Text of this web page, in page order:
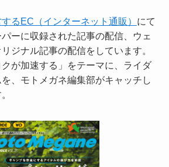
るEC（インターネット通販） にて
ーに収録された記事の配信、ウェ
ジナル記事の配信をしています。
クが加速する」をテーマに、ライダ
、モトメガネ編集部がキャッチし